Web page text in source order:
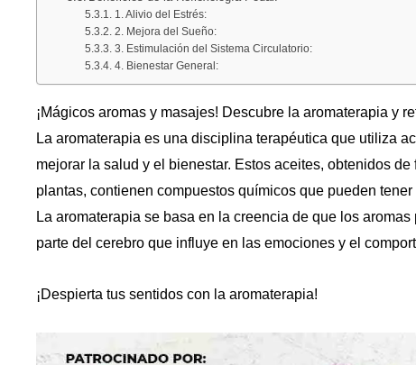
1. Alivio del Estrés:
2. Mejora del Sueño:
3. Estimulación del Sistema Circulatorio:
4. Bienestar General:
¡Mágicos aromas y masajes! Descubre la aromaterapia y
La aromaterapia es una disciplina terapéutica que utiliza
mejorar la salud y el bienestar. Estos aceites, obtenidos
plantas, contienen compuestos químicos que pueden
La aromaterapia se basa en la creencia de que los
parte del cerebro que influye en las emociones y el
¡Despierta tus sentidos con la aromaterapia!